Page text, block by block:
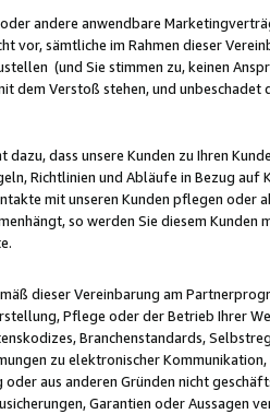
andere anwendbare
vor, sämtliche im Rahmen dieser
(und Sie stimmen zu, keinen
Verstoß stehen, und unbeschadet
dass unsere Kunden zu Ihren
Richtlinien und Abläufe in Bezug
mit unseren Kunden pflegen oder
so werden Sie diesem
dieser Vereinbarung am
Pflege oder der Betrieb Ihrer
Branchenstandards,
zu elektronischer
aus anderen Gründen nicht
Garantien oder Aussagen